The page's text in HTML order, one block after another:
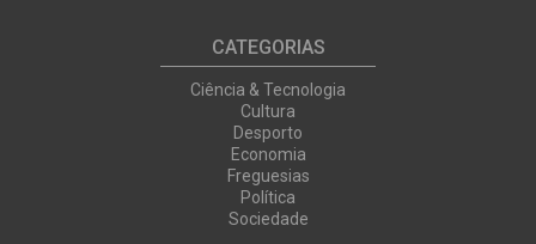
CATEGORIAS
Ciência & Tecnologia
Cultura
Desporto
Economia
Freguesias
Política
Sociedade